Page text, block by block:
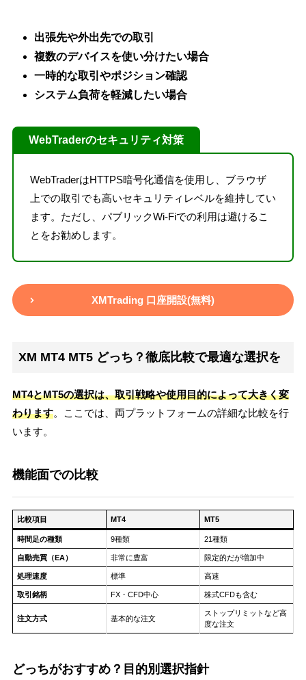
出張先や外出先での取引
複数のデバイスを使い分けたい場合
一時的な取引やポジション確認
システム負荷を軽減したい場合
WebTraderのセキュリティ対策
WebTraderはHTTPS暗号化通信を使用し、ブラウザ
上での取引でも高いセキュリティレベルを維持してい
ます。ただし、パブリックWi-Fiでの利用は避けるこ
とをお勧めします。
XMTrading 口座開設(無料)
XM MT4 MT5 どっち？徹底比較で最適な選択を
MT4とMT5の選択は、取引戦略や使用目的によって大きく変
わります。ここでは、両プラットフォームの詳細な比較を行
います。
機能面での比較
比較項目 MT4 MT5
時間足の種類 9種類 21種類
自動売買（EA） 非常に豊富 限定的だが増加中
処理速度 標準 高速
取引銘柄 FX・CFD中心 株式CFDも含む
注文方式 基本的な注文
ストップリミットなど高
度な注文
どっちがおすすめ？目的別選択指針